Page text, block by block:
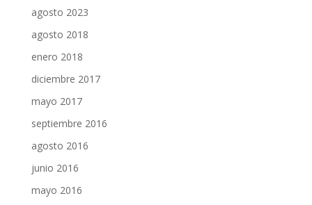
agosto 2023
agosto 2018
enero 2018
diciembre 2017
mayo 2017
septiembre 2016
agosto 2016
junio 2016
mayo 2016